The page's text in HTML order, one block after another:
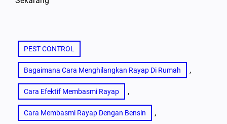
PEST CONTROL
Bagaimana Cara Menghilangkan Rayap Di Rumah ,
Cara Efektif Membasmi Rayap ,
Cara Membasmi Rayap Dengan Bensin ,